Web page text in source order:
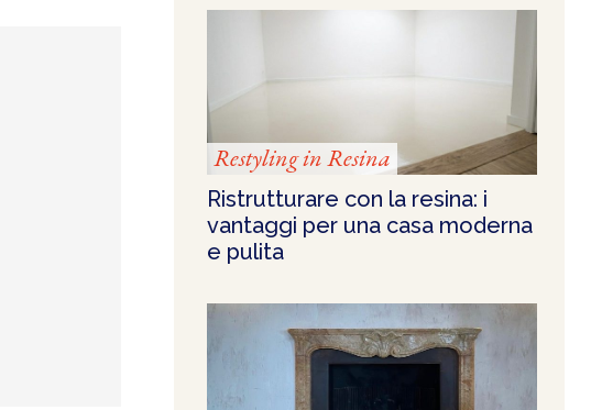
Restyling in Resina
Ristrutturare con la resina: i
vantaggi per una casa moderna
e pulita